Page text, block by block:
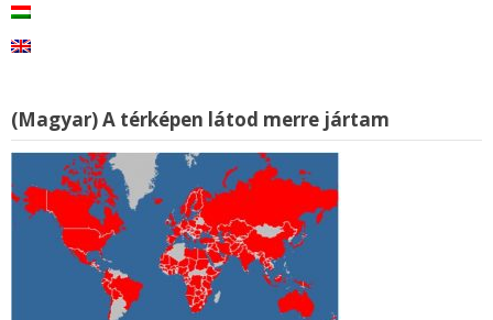
(Magyar) A térképen látod merre jártam